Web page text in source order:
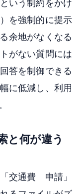
いう制約をかけ
を強制的に提示
余地がなくなる
がない質問には
答を制御できる
に低減し、利用
と何が違う
交通費 申請」